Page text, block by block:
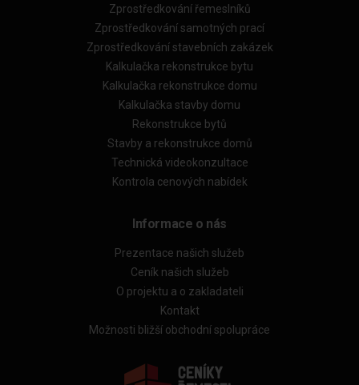
Zprostředkování řemeslníků
Zprostředkování samotných prací
Zprostředkování stavebních zakázek
Kalkulačka rekonstrukce bytu
Kalkulačka rekonstrukce domu
Kalkulačka stavby domu
Rekonstrukce bytů
Stavby a rekonstrukce domů
Technická videokonzultace
Kontrola cenových nabídek
Informace o nás
Prezentace našich služeb
Ceník našich služeb
O projektu a o zakladateli
Kontakt
Možnosti bližší obchodní spolupráce